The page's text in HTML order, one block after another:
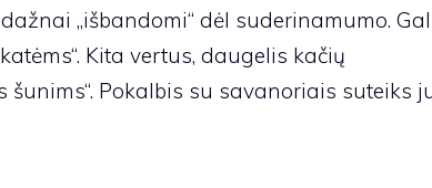
„išbandomi“ dėl suderinamumo.
Kita vertus, daugelis kačių
šunims“. Pokalbis su savanoriais suteiks